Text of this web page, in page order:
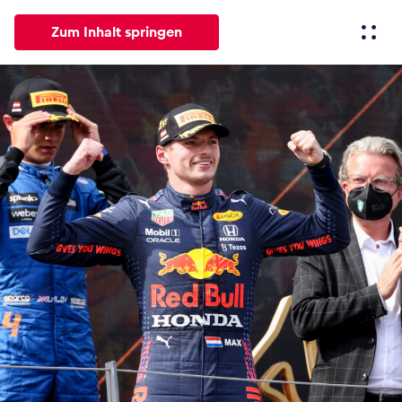
Zum Inhalt springen
Alle Events Erlebnisse Seiten
News
Alle anzeigen
Events
Alle anzeigen